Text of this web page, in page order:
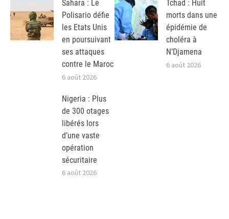
Sahara : Le
Polisario défie
les Etats Unis
en poursuivant
ses attaques
contre le Maroc
6 août 2026
Tchad : Huit
morts dans une
épidémie de
choléra à
N’Djamena
6 août 2026
Nigeria : Plus
de 300 otages
libérés lors
d’une vaste
opération
sécuritaire
6 août 2026